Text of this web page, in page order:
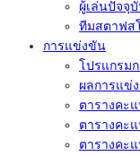
ผู้เล่นปัจจุ
ทีมสตาฟส
การแข่งขัน
โปรแกรม
ผลการแข่
ตารางคะ
ตารางคะ
ตารางคะ